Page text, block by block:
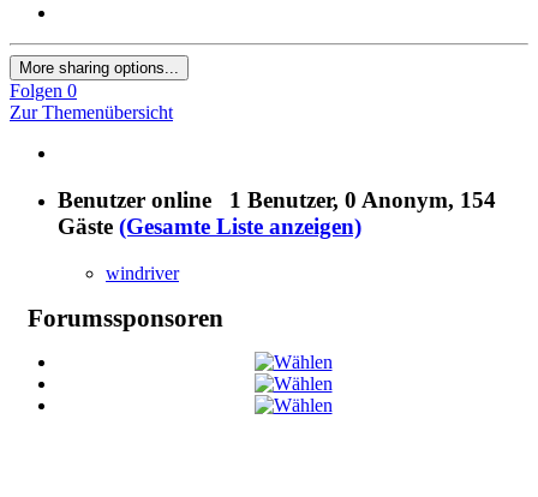
More sharing options...
Folgen 0
Zur Themenübersicht
Benutzer online 1 Benutzer, 0 Anonym, 154
Gäste (Gesamte Liste anzeigen)
windriver
Forumssponsoren